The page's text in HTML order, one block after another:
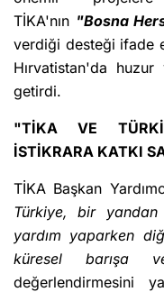
TİKA'nın "Bosna
verdiği desteği ifade
Hırvatistan'da
getirdi.
"TİKA VE
İSTİKRARA KATKI
TİKA Başkan
Türkiye, bir
yardım yaparken
küresel barışa
değerlendirmesini